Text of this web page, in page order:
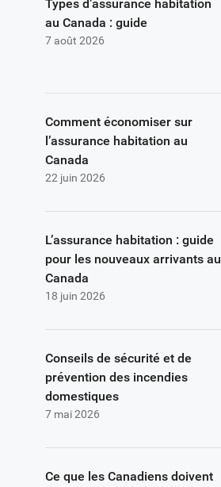
7 août 2026
Types d’assurance habitation
au Canada : guide
22 juin 2026
Comment économiser sur
l’assurance habitation au
Canada
18 juin 2026
L’assurance habitation : guide
pour les nouveaux arrivants au
Canada
7 mai 2026
Conseils de sécurité et de
prévention des incendies
domestiques
Ce que les Canadiens doivent